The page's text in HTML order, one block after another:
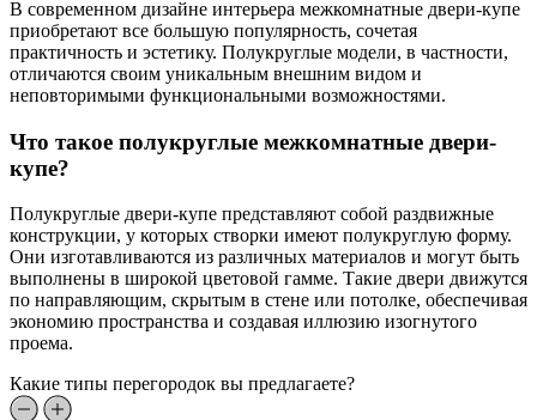
В современном дизайне интерьера межкомнатные двери-купе
приобретают все большую популярность, сочетая
практичность и эстетику. Полукруглые модели, в частности,
отличаются своим уникальным внешним видом и
неповторимыми функциональными возможностями.
Что такое полукруглые межкомнатные двери-
купе?
Полукруглые двери-купе представляют собой раздвижные
конструкции, у которых створки имеют полукруглую форму.
Они изготавливаются из различных материалов и могут быть
выполнены в широкой цветовой гамме. Такие двери движутся
по направляющим, скрытым в стене или потолке, обеспечивая
экономию пространства и создавая иллюзию изогнутого
проема.
Какие типы перегородок вы предлагаете?